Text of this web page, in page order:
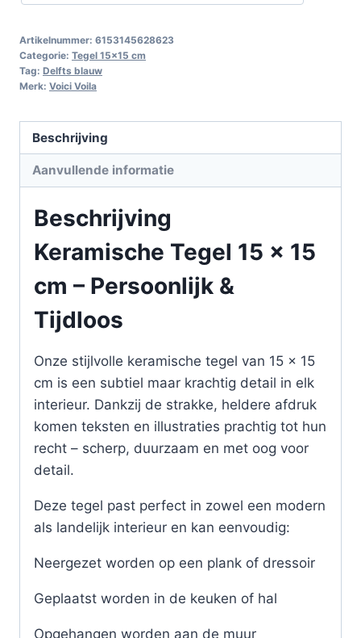
Artikelnummer: 6153145628623
Categorie: Tegel 15x15 cm
Tag: Delfts blauw
Merk: Voici Voila
Beschrijving
Aanvullende informatie
Beschrijving
Keramische Tegel 15 x 15
cm – Persoonlijk &
Tijdloos
Onze stijlvolle keramische tegel van 15 x 15
cm is een subtiel maar krachtig detail in elk
interieur. Dankzij de strakke, heldere afdruk
komen teksten en illustraties prachtig tot hun
recht – scherp, duurzaam en met oog voor
detail.
Deze tegel past perfect in zowel een modern
als landelijk interieur en kan eenvoudig:
Neergezet worden op een plank of dressoir
Geplaatst worden in de keuken of hal
Opgehangen worden aan de muur